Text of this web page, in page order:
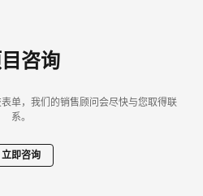
咨询
单，我们的销售顾问会尽快与您取得联
系。
立即咨询